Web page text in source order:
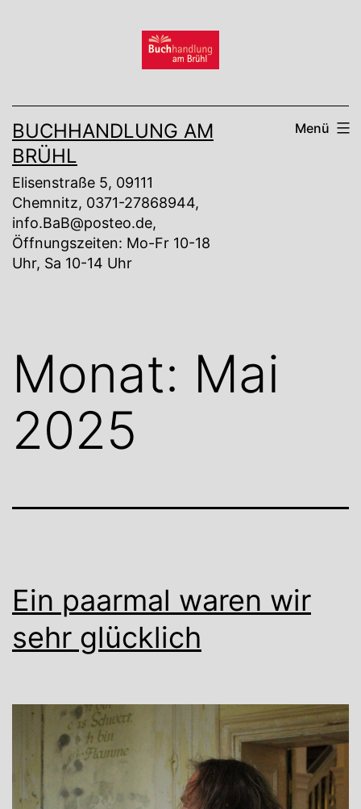
BUCHHANDLUNG AM
BRÜHL
Elisenstraße 5, 09111
Chemnitz, 0371-27868944,
info.BaB@posteo.de,
Öffnungszeiten: Mo-Fr 10-18
Uhr, Sa 10-14 Uhr
Menü
Monat: Mai
2025
Ein paarmal waren wir
sehr glücklich